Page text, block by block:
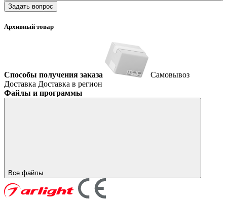
Задать вопрос
Архивный товар
Способы получения заказа
Самовывоз
Доставка Доставка в регион
Файлы и программы
Все файлы